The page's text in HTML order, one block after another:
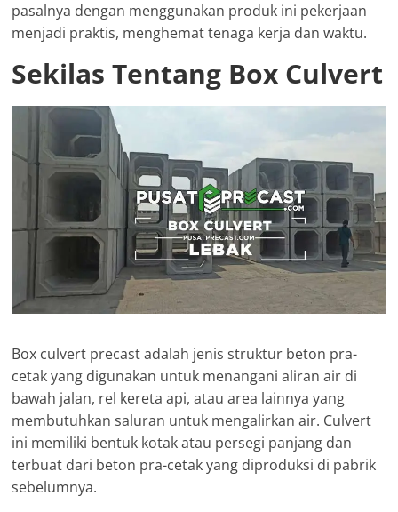
pasalnya dengan menggunakan produk ini pekerjaan
menjadi praktis, menghemat tenaga kerja dan waktu.
Sekilas Tentang Box Culvert
Box culvert precast adalah jenis struktur beton pra-
cetak yang digunakan untuk menangani aliran air di
bawah jalan, rel kereta api, atau area lainnya yang
membutuhkan saluran untuk mengalirkan air. Culvert
ini memiliki bentuk kotak atau persegi panjang dan
terbuat dari beton pra-cetak yang diproduksi di pabrik
sebelumnya.